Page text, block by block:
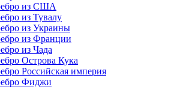
из США
из Тувалу
из Украины
из Франции
из Чада
Острова Кука
Российская империя
Фиджи